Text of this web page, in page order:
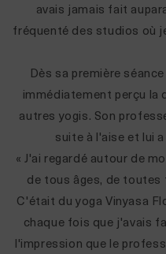
avais jamais fait
fréquenté des studios où
Dès sa première
immédiatement perçu la
autres yogis. Son
suite à l'aise et lui
« J'ai regardé autour de
de tous âges, de
C'était du yoga Vinyasa
chaque fois que j'avais
l'impression que le